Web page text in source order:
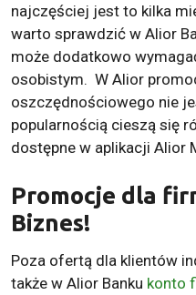
najczęściej jest to kilka
warto sprawdzić w Alior
może dodatkowo
osobistym. W Alior
oszczędnościowego nie
popularnością cieszą się
dostępne w aplikacji Alior
Promocje dla
Biznes!
Poza ofertą dla klientów
także w Alior Banku konto